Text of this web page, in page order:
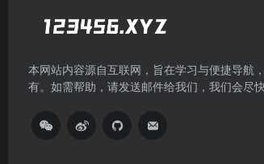
本网站内容源自互联网，旨在学习与便捷导航
有。如需帮助，请发送邮件给我们，我们会尽快